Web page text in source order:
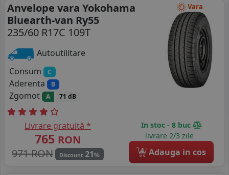
Vara
Anvelope vara Yokohama
Bluearth-van Ry55
235/60 R17C 109T
Autoutilitare
Consum
C
Aderenta B
Zgomot A 71 dB
Livrare gratuită *
765 RON
971 RON
Discount 21%
In stoc - 8 buc
livrare 2/3 zile
4 Adauga in cos